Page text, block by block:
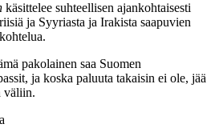
käsittelee suhteellisen ajankohtaisesti
ja Syyriasta ja Irakista saapuvien
pakolainen saa Suomen
ja koska paluuta takaisin ei ole, jää
väliin.